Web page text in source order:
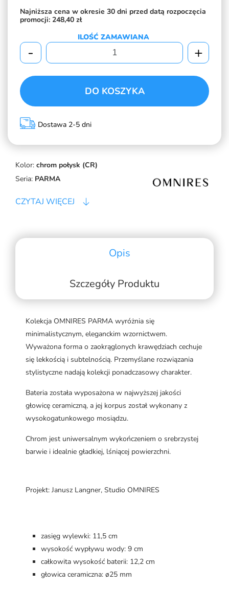
Kolor: chrom połysk (CR)
Seria: PARMA
CZYTAJ WIĘCEJ
Najniższa cena w okresie 30 dni przed datą rozpoczęcia
promocji: 248,40 zł
ILOŚĆ ZAMAWIANA
- +
DO KOSZYKA
Dostawa 2-5 dni
Opis
Szczegóły Produktu
Kolekcja OMNIRES PARMA wyróżnia się
minimalistycznym, eleganckim wzornictwem.
Wyważona forma o zaokrąglonych krawędziach cechuje
się lekkością i subtelnością. Przemyślane rozwiązania
stylistyczne nadają kolekcji ponadczasowy charakter.
Bateria została wyposażona w najwyższej jakości
głowicę ceramiczną, a jej korpus został wykonany z
wysokogatunkowego mosiądzu.
Chrom jest uniwersalnym wykończeniem o srebrzystej
barwie i idealnie gładkiej, lśniącej powierzchni.
Projekt: Janusz Langner, Studio OMNIRES
zasięg wylewki: 11,5 cm
wysokość wypływu wody: 9 cm
całkowita wysokość baterii: 12,2 cm
głowica ceramiczna: ø25 mm